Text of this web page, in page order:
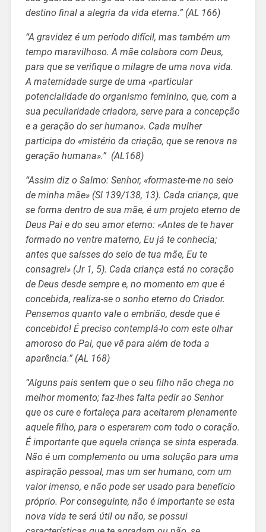
destino final a alegria da vida eterna.” (AL 166)
“A gravidez é um período difícil, mas também um
tempo maravilhoso. A mãe colabora com Deus,
para que se verifique o milagre de uma nova vida.
A maternidade surge de uma «particular
potencialidade do organismo feminino, que, com a
sua peculiaridade criadora, serve para a concepção
e a geração do ser humano». Cada mulher
participa do «mistério da criação, que se renova na
geração humana».” (AL168)
“Assim diz o Salmo: Senhor, «formaste-me no seio
de minha mãe» (Sl 139/138, 13). Cada criança, que
se forma dentro de sua mãe, é um projeto eterno de
Deus Pai e do seu amor eterno: «Antes de te haver
formado no ventre materno, Eu já te conhecia;
antes que saísses do seio de tua mãe, Eu te
consagrei» (Jr 1, 5). Cada criança está no coração
de Deus desde sempre e, no momento em que é
concebida, realiza-se o sonho eterno do Criador.
Pensemos quanto vale o embrião, desde que é
concebido! É preciso contemplá-lo com este olhar
amoroso do Pai, que vê para além de toda a
aparência.” (AL 168)
“Alguns pais sentem que o seu filho não chega no
melhor momento; faz-lhes falta pedir ao Senhor
que os cure e fortaleça para aceitarem plenamente
aquele filho, para o esperarem com todo o coração.
É importante que aquela criança se sinta esperada.
Não é um complemento ou uma solução para uma
aspiração pessoal, mas um ser humano, com um
valor imenso, e não pode ser usado para benefício
próprio. Por conseguinte, não é importante se esta
nova vida te será útil ou não, se possui